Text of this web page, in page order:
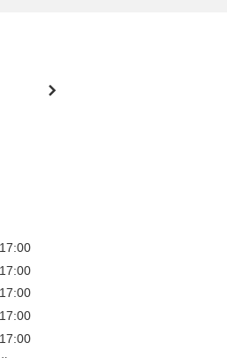
17:00
17:00
17:00
17:00
17:00